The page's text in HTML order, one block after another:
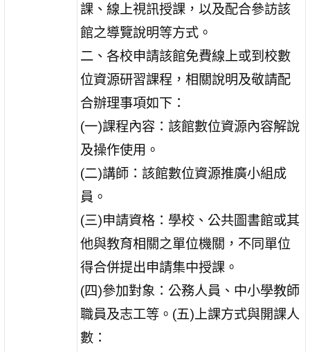
課、線上視訊授課，以及配合參訪該
館之導覽說明等方式。
二、各校申請該館免費線上或到校數
位資源研習課程，相關說明及敬請配
合辦理事項如下：
(一)課程內容：該館數位資源內容解說
及操作使用。
(二)講師：該館數位資源推廣小組成
員。
(三)申請資格：學校、公共圖書館或其
他與教育相關之單位機關，不同單位
得合併提出申請集中授課。
(四)參加對象：公務人員、中小學教師
職員及志工等。(五)上課方式與開課人
數：